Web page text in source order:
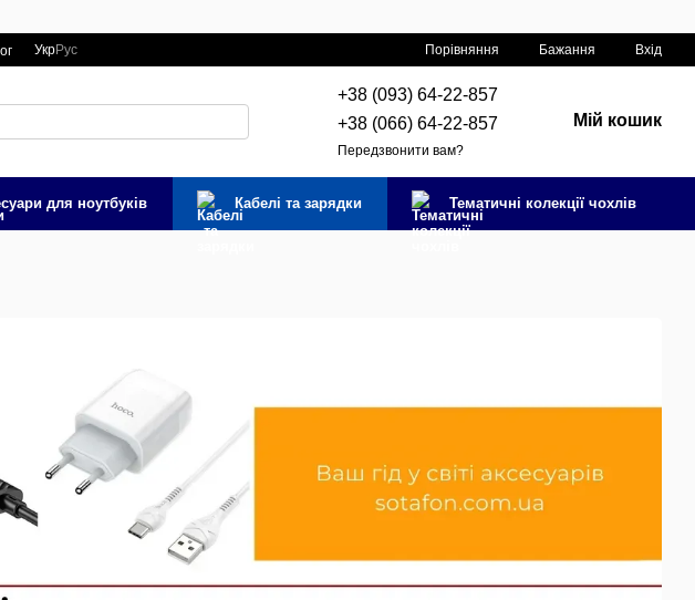
УкрРус Порівняння Бажання Вхід
+38 (093) 64-22-857
+38 (066) 64-22-857
Передзвонити вам?
Мій кошик
для ноутбуків Кабелі та зарядки Тематичні колекції чохлів